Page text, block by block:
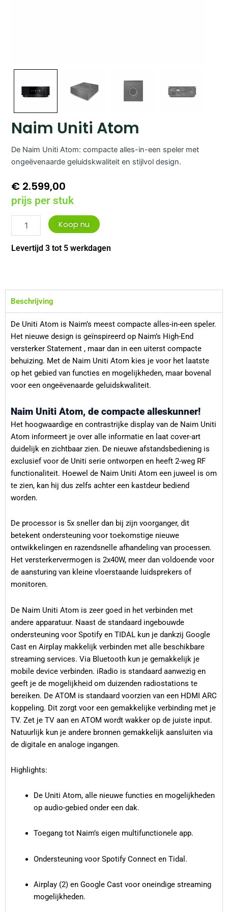
Naim Uniti Atom
De Naim Uniti Atom: compacte alles-in-een speler met
ongeëvenaarde geluidskwaliteit en stijlvol design.
€ 2.599,00
prijs per stuk
aantal
Koop nu
Levertijd 3 tot 5 werkdagen
Beschrijving
De Uniti Atom is Naim’s meest compacte alles-in-een speler.
Het nieuwe design is geïnspireerd op Naim’s High-End
versterker Statement , maar dan in een uiterst compacte
behuizing. Met de Naim Uniti Atom kies je voor het laatste
op het gebied van functies en mogelijkheden, maar bovenal
voor een ongeëvenaarde geluidskwaliteit.
Naim Uniti Atom, de compacte alleskunner!
Het hoogwaardige en contrastrijke display van de Naim Uniti
Atom informeert je over alle informatie en laat cover-art
duidelijk en zichtbaar zien. De nieuwe afstandsbediening is
exclusief voor de Uniti serie ontworpen en heeft 2-weg RF
functionaliteit. Hoewel de Naim Uniti Atom een juweel is om
te zien, kan hij dus zelfs achter een kastdeur bediend
worden.
De processor is 5x sneller dan bij zijn voorganger, dit
betekent ondersteuning voor toekomstige nieuwe
ontwikkelingen en razendsnelle afhandeling van processen.
Het versterkervermogen is 2x40W, meer dan voldoende voor
de aansturing van kleine vloerstaande luidsprekers of
monitoren.
De Naim Uniti Atom is zeer goed in het verbinden met
andere apparatuur. Naast de standaard ingebouwde
ondersteuning voor Spotify en TIDAL kun je dankzij Google
Cast en Airplay makkelijk verbinden met alle beschikbare
streaming services. Via Bluetooth kun je gemakkelijk je
mobile device verbinden. iRadio is standaard aanwezig en
geeft je de mogelijkheid om duizenden radiostations te
bereiken. De ATOM is standaard voorzien van een HDMI ARC
koppeling. Dit zorgt voor een gemakkelijke verbinding met je
TV. Zet je TV aan en ATOM wordt wakker op de juiste input.
Natuurlijk kun je andere bronnen gemakkelijk aansluiten via
de digitale en analoge ingangen.
Highlights:
De Uniti Atom, alle nieuwe functies en mogelijkheden
op audio-gebied onder een dak.
Toegang tot Naim’s eigen multifunctionele app.
Ondersteuning voor Spotify Connect en Tidal.
Airplay (2) en Google Cast voor oneindige streaming
mogelijkheden.